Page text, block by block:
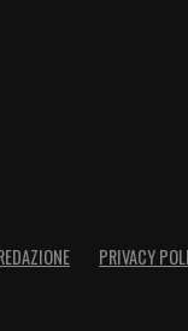
Farioli
arrivare in
PRIVACY